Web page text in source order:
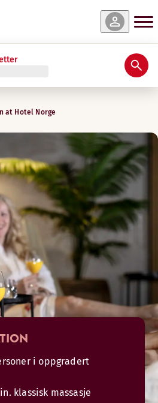
at Hotel Norge
i oppgradert
klassisk massasje